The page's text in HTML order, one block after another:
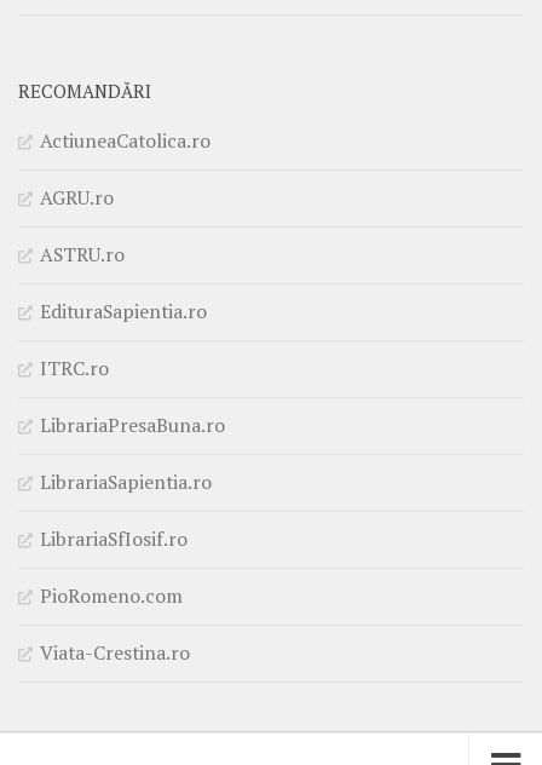
RECOMANDĂRI
ActiuneaCatolica.ro
AGRU.ro
ASTRU.ro
EdituraSapientia.ro
ITRC.ro
LibrariaPresaBuna.ro
LibrariaSapientia.ro
LibrariaSfIosif.ro
PioRomeno.com
Viata-Crestina.ro